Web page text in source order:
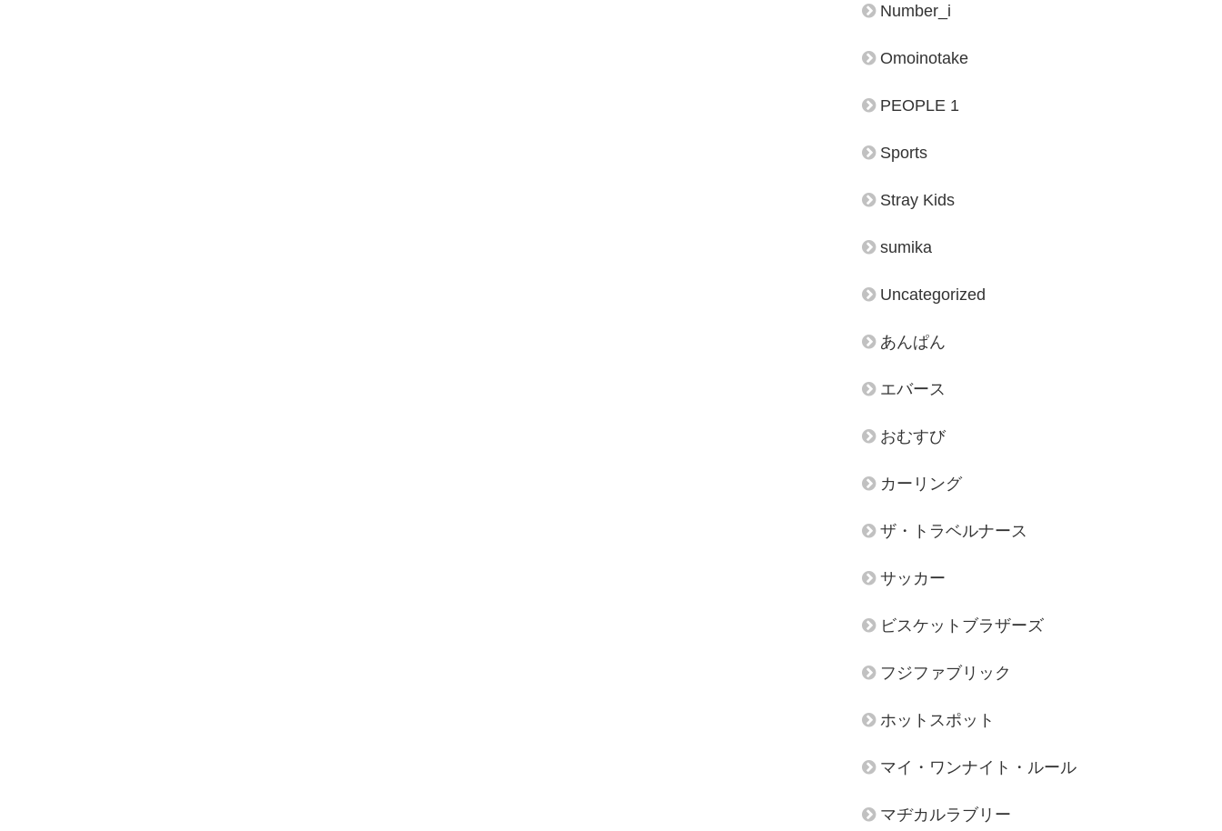
Number_i
Omoinotake
PEOPLE 1
Sports
Stray Kids
sumika
Uncategorized
あんぱん
エバース
おむすび
カーリング
ザ・トラベルナース
サッカー
ビスケットブラザーズ
フジファブリック
ホットスポット
マイ・ワンナイト・ルール
マヂカルラブリー